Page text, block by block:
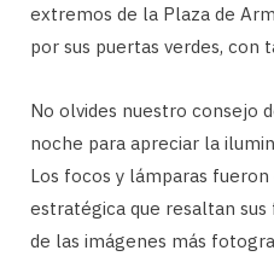
extremos de la Plaza de
por sus puertas verdes, con
No olvides nuestro consejo
noche para apreciar la
Los focos y lámparas
estratégica que resaltan sus
de las imágenes más